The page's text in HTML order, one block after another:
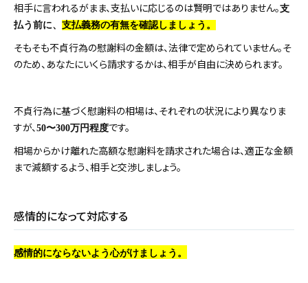
相手に言われるがまま、支払いに応じるのは賢明ではありません。支
払う前に、 支払義務の有無を確認しましょう。
そもそも不貞行為の慰謝料の金額は、法律で定められていません。そ
のため、あなたにいくら請求するかは、相手が自由に決められます。
不貞行為に基づく慰謝料の相場は、それぞれの状況により異なりま
すが、50〜300万円程度です。
相場からかけ離れた高額な慰謝料を請求された場合は、適正な金額
まで減額するよう、相手と交渉しましょう。
感情的になって対応する
感情的にならないよう心がけましょう。